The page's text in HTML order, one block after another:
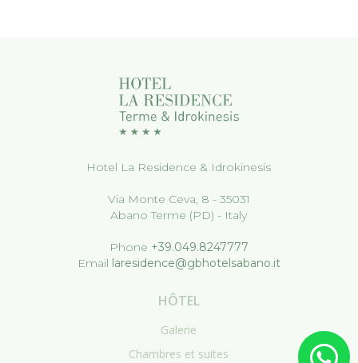
Hotel La Residence & Idrokinesis
Via Monte Ceva, 8 - 35031
Abano Terme (PD) - Italy
Phone +39.049.8247777
Email laresidence@gbhotelsabano.it
HÔTEL
Galerie
Chambres et suites